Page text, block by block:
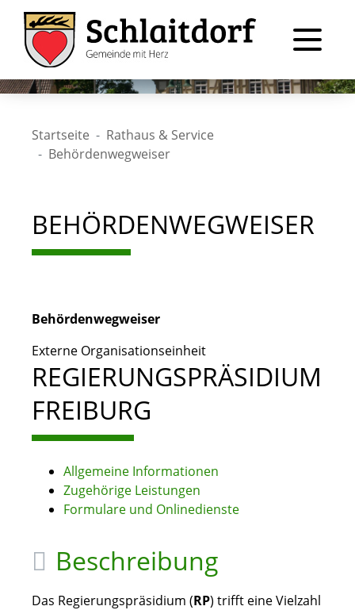
Startseite
Rathaus & Service
Behördenwegweiser
BEHÖRDENWEGWEISER
Behördenwegweiser
Externe Organisationseinheit
REGIERUNGSPRÄSIDIUM
FREIBURG
Allgemeine Informationen
Zugehörige Leistungen
Formulare und Onlinedienste
Beschreibung
Das Regierungspräsidium (RP) trifft eine Vielzahl